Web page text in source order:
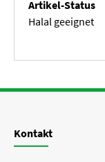
Artikel-Status
Halal geeignet
Kontakt